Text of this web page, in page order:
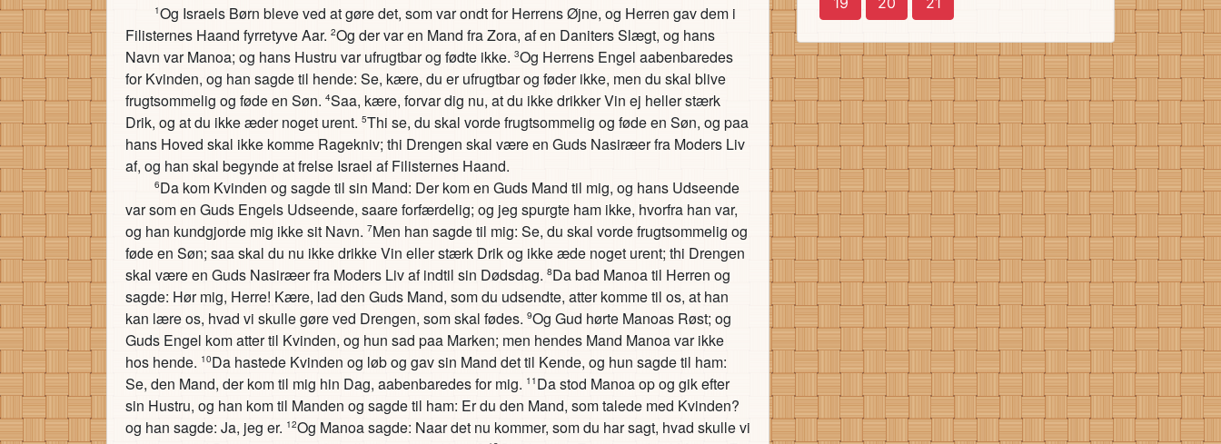
1Og Israels Børn bleve ved at gøre det, som var ondt for Herrens Øjne, og Herren gav dem i
Filisternes Haand fyrretyve Aar. 2Og der var en Mand fra Zora, af en Daniters Slægt, og hans
Navn var Manoa; og hans Hustru var ufrugtbar og fødte ikke. 3Og Herrens Engel aabenbaredes
for Kvinden, og han sagde til hende: Se, kære, du er ufrugtbar og føder ikke, men du skal blive
frugtsommelig og føde en Søn. 4Saa, kære, forvar dig nu, at du ikke drikker Vin ej heller stærk
Drik, og at du ikke æder noget urent. 5Thi se, du skal vorde frugtsommelig og føde en Søn, og paa
hans Hoved skal ikke komme Ragekniv; thi Drengen skal være en Guds Nasiræer fra Moders Liv
af, og han skal begynde at frelse Israel af Filisternes Haand.
6Da kom Kvinden og sagde til sin Mand: Der kom en Guds Mand til mig, og hans Udseende
var som en Guds Engels Udseende, saare forfærdelig; og jeg spurgte ham ikke, hvorfra han var,
og han kundgjorde mig ikke sit Navn. 7Men han sagde til mig: Se, du skal vorde frugtsommelig og
føde en Søn; saa skal du nu ikke drikke Vin eller stærk Drik og ikke æde noget urent; thi Drengen
skal være en Guds Nasiræer fra Moders Liv af indtil sin Dødsdag. 8Da bad Manoa til Herren og
sagde: Hør mig, Herre! Kære, lad den Guds Mand, som du udsendte, atter komme til os, at han
kan lære os, hvad vi skulle gøre ved Drengen, som skal fødes. 9Og Gud hørte Manoas Røst; og
Guds Engel kom atter til Kvinden, og hun sad paa Marken; men hendes Mand Manoa var ikke
hos hende. 10Da hastede Kvinden og løb og gav sin Mand det til Kende, og hun sagde til ham:
Se, den Mand, der kom til mig hin Dag, aabenbaredes for mig. 11 Da stod Manoa op og gik efter
sin Hustru, og han kom til Manden og sagde til ham: Er du den Mand, som talede med Kvinden?
og han sagde: Ja, jeg er. 12Og Manoa sagde: Naar det nu kommer, som du har sagt, hvad skulle vi